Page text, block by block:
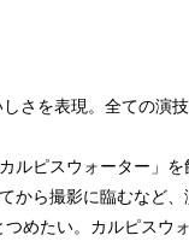
さを表現。全ての演
ルピスウォーター」
から撮影に臨むなど
めたい。カルピスウ